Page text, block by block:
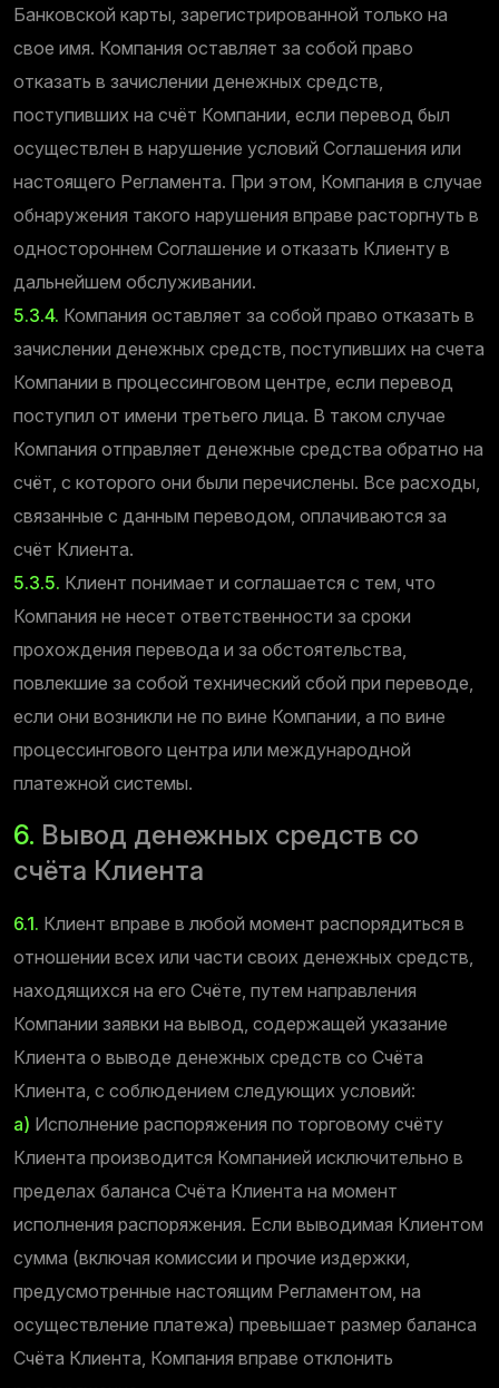
Банковской карты, зарегистрированной только на
свое имя. Компания оставляет за собой право
отказать в зачислении денежных средств,
поступивших на счёт Компании, если перевод был
осуществлен в нарушение условий Соглашения или
настоящего Регламента. При этом, Компания в случае
обнаружения такого нарушения вправе расторгнуть в
одностороннем Соглашение и отказать Клиенту в
дальнейшем обслуживании.
5.3.4. Компания оставляет за собой право отказать в
зачислении денежных средств, поступивших на счета
Компании в процессинговом центре, если перевод
поступил от имени третьего лица. В таком случае
Компания отправляет денежные средства обратно на
счёт, с которого они были перечислены. Все расходы,
связанные с данным переводом, оплачиваются за
счёт Клиента.
5.3.5. Клиент понимает и соглашается с тем, что
Компания не несет ответственности за сроки
прохождения перевода и за обстоятельства,
повлекшие за собой технический сбой при переводе,
если они возникли не по вине Компании, а по вине
процессингового центра или международной
платежной системы.
6. Вывод денежных средств со
счёта Клиента
6.1. Клиент вправе в любой момент распорядиться в
отношении всех или части своих денежных средств,
находящихся на его Счёте, путем направления
Компании заявки на вывод, содержащей указание
Клиента о выводе денежных средств со Счёта
Клиента, с соблюдением следующих условий:
a) Исполнение распоряжения по торговому счёту
Клиента производится Компанией исключительно в
пределах баланса Счёта Клиента на момент
исполнения распоряжения. Если выводимая Клиентом
сумма (включая комиссии и прочие издержки,
предусмотренные настоящим Регламентом, на
осуществление платежа) превышает размер баланса
Счёта Клиента, Компания вправе отклонить